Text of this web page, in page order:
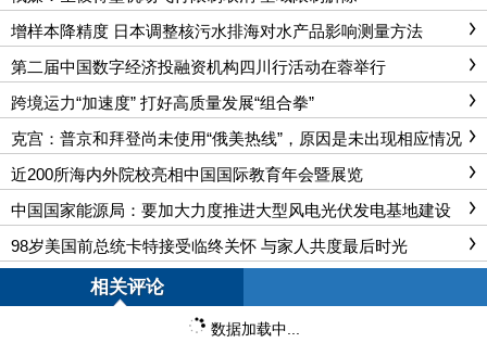
增样本降精度 日本调整核污水排海对水产品影响测量方法
第二届中国数字经济投融资机构四川行活动在蓉举行
跨境运力“加速度” 打好高质量发展“组合拳”
克宫：普京和拜登尚未使用“俄美热线”，原因是未出现相应情况
近200所海内外院校亮相中国国际教育年会暨展览
中国国家能源局：要加大力度推进大型风电光伏发电基地建设
98岁美国前总统卡特接受临终关怀 与家人共度最后时光
相关评论
数据加载中...